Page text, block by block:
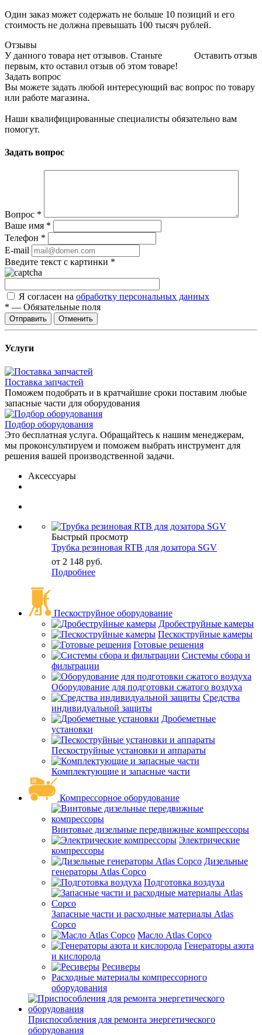
Один заказ может содержать не больше 10 позиций и его
стоимость не должна превышать 100 тысяч рублей.
Отзывы
Оставить отзыв
У данного товара нет отзывов. Станьте
первым, кто оставил отзыв об этом товаре!
Задать вопрос
Вы можете задать любой интересующий вас вопрос по товару
или работе магазина.
Наши квалифицированные специалисты обязательно вам
помогут.
Задать вопрос
Вопрос *
Ваше имя *
Телефон *
E-mail
Введите текст с картинки *
Я согласен на обработку персональных данных
* — Обязательные поля
Отправить Отменить
Услуги
Поставка запчастей
Поможем подобрать и в кратчайшие сроки поставим любые
запасные части для оборудования
Подбор оборудования
Это бесплатная услуга. Обращайтесь к нашим менеджерам,
мы проконсультируем и поможем выбрать инструмент для
решения вашей производственной задачи.
Аксессуары
Быстрый просмотр
Трубка резиновая RTB для дозатора SGV
от 2 148 руб.
Подробнее
Пескоструйное оборудование
Дробеструйные камеры
Пескоструйные камеры
Готовые решения
Системы сбора и
фильтрации
Оборудование для подготовки сжатого воздуха
Средства
индивидуальной защиты
Дробеметные
установки
Пескоструйные установки и аппараты
Комплектующие и запасные части
Компрессорное оборудование
Винтовые дизельные передвижные компрессоры
Электрические
компрессоры
Дизельные
генераторы Atlas Copco
Подготовка воздуха
Запасные части и расходные материалы Atlas
Copco
Масло Atlas Copco
Генераторы азота
и кислорода
Ресиверы
Расходные материалы компрессорного
оборудования
Приспособления для ремонта энергетического
оборудования